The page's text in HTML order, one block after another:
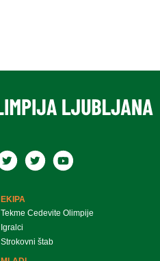
EKIPA
Tekme Cedevite Olimpije
Igralci
Strokovni štab